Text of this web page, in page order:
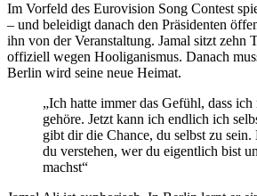
Im Vorfeld des Eurovision Song Contest
– und beleidigt danach den Präsidenten
ihn von der Veranstaltung. Jamal sitzt zehn
offiziell wegen Hooliganismus. Danach
Berlin wird seine neue Heimat.
„Ich hatte immer das Gefühl, dass
gehöre. Jetzt kann ich endlich ich
gibt dir die Chance, du selbst zu
du verstehen, wer du eigentlich bist
machst“